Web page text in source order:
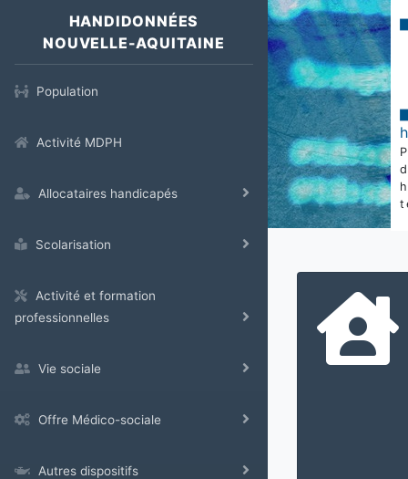
HANDIDONNÉES
NOUVELLE-AQUITAINE
Population
Activité MDPH
Allocataires handicapés
Scolarisation
Activité et formation
professionnelles
Vie sociale
Offre Médico-sociale
Autres dispositifs